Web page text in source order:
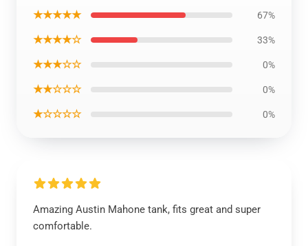
★★★★★ 67%
★★★★☆ 33%
★★★☆☆ 0%
★★☆☆☆ 0%
★☆☆☆☆ 0%
Amazing Austin Mahone tank, fits great and super
comfortable.